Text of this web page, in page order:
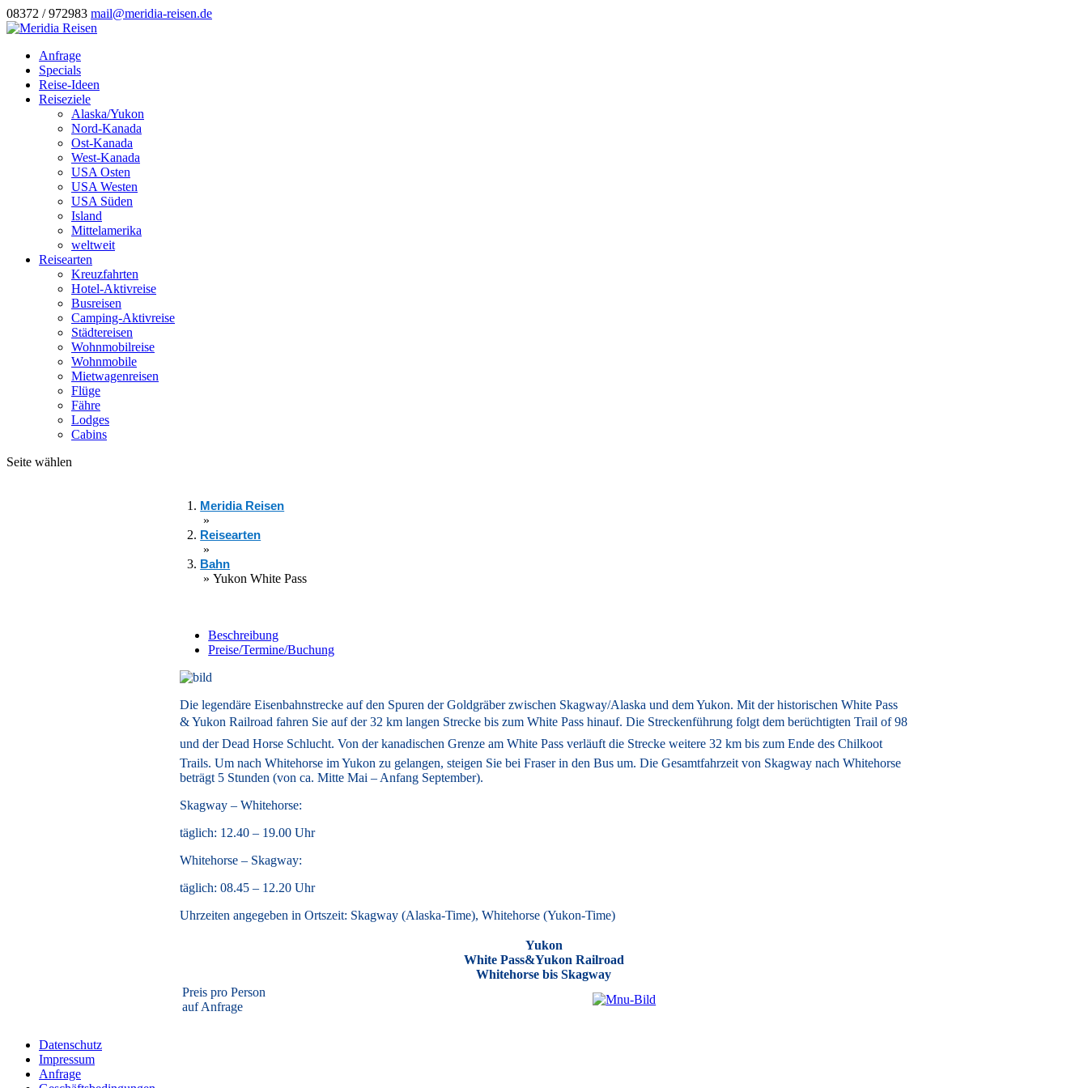
08372 / 972983 mail@meridia-reisen.de
Anfrage
Specials
Reise-Ideen
Reiseziele
Alaska/Yukon
Nord-Kanada
Ost-Kanada
West-Kanada
USA Osten
USA Westen
USA Süden
Island
Mittelamerika
weltweit
Reisearten
Kreuzfahrten
Hotel-Aktivreise
Busreisen
Camping-Aktivreise
Städtereisen
Wohnmobilreise
Wohnmobile
Mietwagenreisen
Flüge
Fähre
Lodges
Cabins
Seite wählen
Meridia Reisen
»
Reisearten
»
Bahn
»Yukon White Pass
Beschreibung
Preise/Termine/Buchung
Die legendäre Eisenbahnstrecke auf den Spuren der Goldgräber zwischen Skagway/Alaska und dem Yukon. Mit der historischen White Pass
& Yukon Railroad fahren Sie auf der 32 km langen Strecke bis zum White Pass hinauf. Die Streckenführung folgt dem berüchtigten Trail of 98
und der Dead Horse Schlucht. Von der kanadischen Grenze am White Pass verläuft die Strecke weitere 32 km bis zum Ende des Chilkoot
Trails. Um nach Whitehorse im Yukon zu gelangen, steigen Sie bei Fraser in den Bus um. Die Gesamtfahrzeit von Skagway nach Whitehorse
beträgt 5 Stunden (von ca. Mitte Mai – Anfang September).
Skagway – Whitehorse:
täglich: 12.40 – 19.00 Uhr
Whitehorse – Skagway:
täglich: 08.45 – 12.20 Uhr
Uhrzeiten angegeben in Ortszeit: Skagway (Alaska-Time), Whitehorse (Yukon-Time)
Yukon
White Pass&Yukon Railroad
Whitehorse bis Skagway
Preis pro Person
auf Anfrage
Datenschutz
Impressum
Anfrage